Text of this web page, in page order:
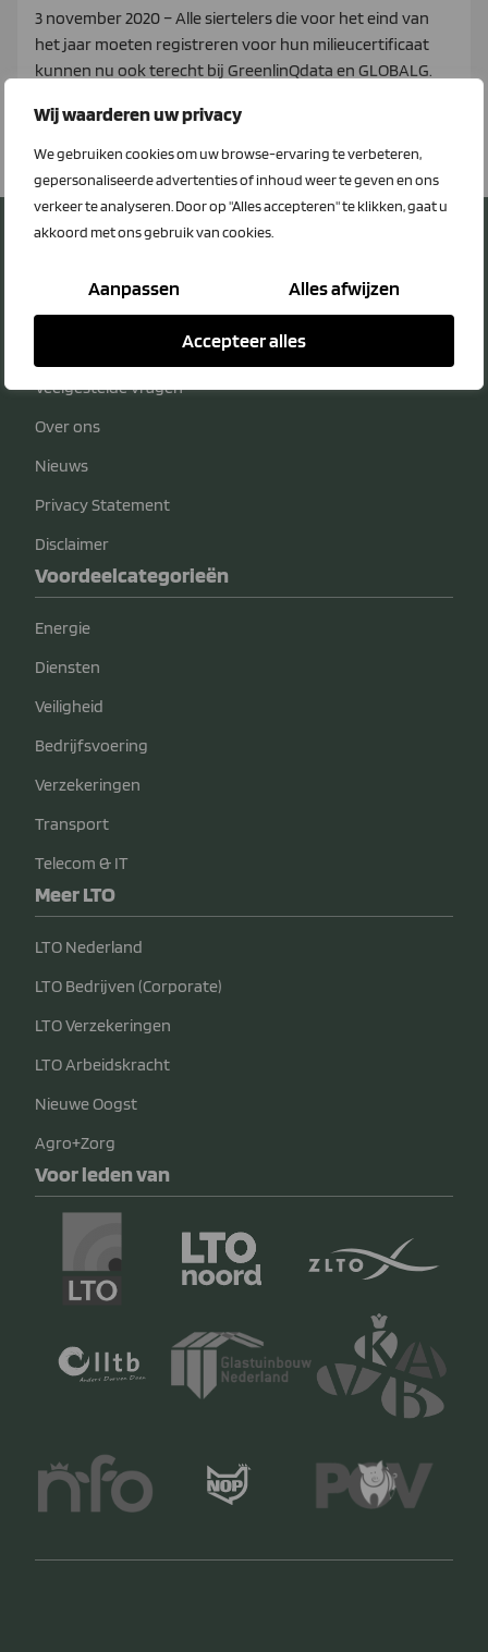
Wij waarderen uw privacy
We gebruiken cookies om uw browse-ervaring te verbeteren,
gepersonaliseerde advertenties of inhoud weer te geven en ons
verkeer te analyseren. Door op "Alles accepteren" te klikken, gaat u
akkoord met ons gebruik van cookies.
Aanpassen Alles afwijzen
Accepteer alles
3 november 2020 – Alle siertelers die voor het eind van
het jaar moeten registreren voor hun milieucertificaat
kunnen nu ook terecht bij GreenlinQdata en GLOBALG.
Lees meer
Over LTO Ledenvoordeel
Veelgestelde vragen
Over ons
Nieuws
Privacy Statement
Disclaimer
Voordeelcategorieën
Energie
Diensten
Veiligheid
Bedrijfsvoering
Verzekeringen
Transport
Telecom & IT
Meer LTO
LTO Nederland
LTO Bedrijven (Corporate)
LTO Verzekeringen
LTO Arbeidskracht
Nieuwe Oogst
Agro+Zorg
Voor leden van